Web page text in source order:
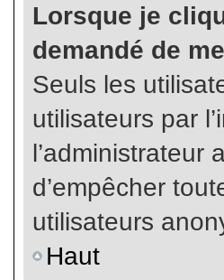
Lorsque je
demandé de
Seuls les
utilisateurs par
l’administrateur
d’empêcher
utilisateurs
Haut